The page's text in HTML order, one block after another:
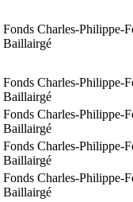
Fonds Charles-Philippe-
Baillairgé
Fonds Charles-Philippe-
Baillairgé
Fonds Charles-Philippe-
Baillairgé
Fonds Charles-Philippe-
Baillairgé
Fonds Charles-Philippe-
Baillairgé